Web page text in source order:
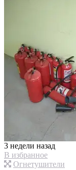
3 недели назад
В избранное
Огнетушители